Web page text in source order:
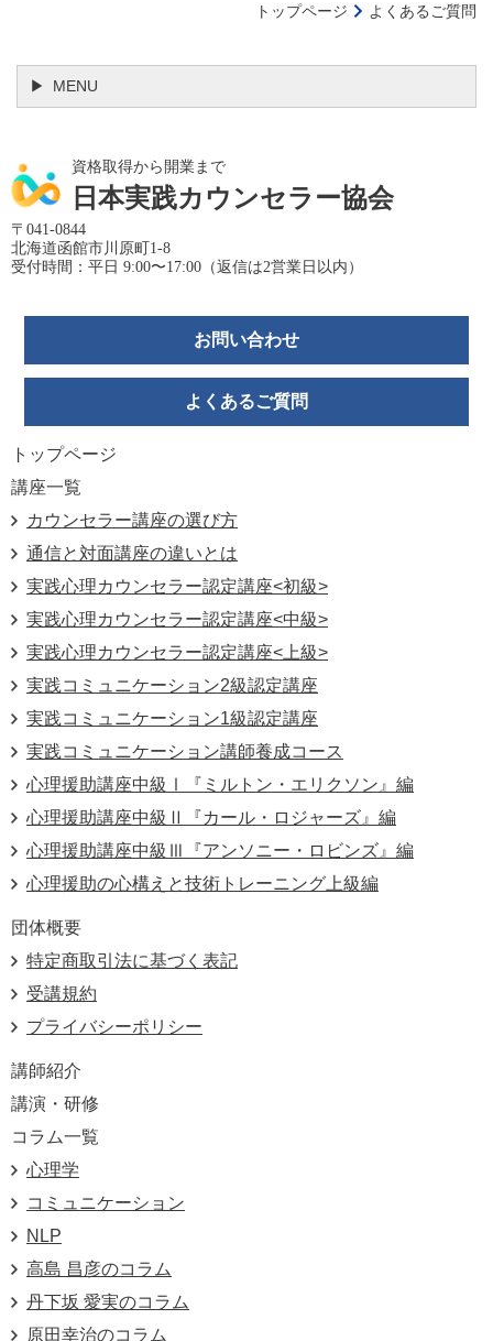
トップページ よくあるご質問
MENU
資格取得から開業まで
日本実践カウンセラー協会
〒041-0844
北海道函館市川原町1-8
受付時間：平日 9:00〜17:00（返信は2営業日以内）
お問い合わせ
よくあるご質問
トップページ
講座一覧
カウンセラー講座の選び方
通信と対面講座の違いとは
実践心理カ ウンセラー認定講座<初級>
実践心理カウンセラー認定講座<中級>
実践心理カウンセラー認定講座<上級>
実践コミュニケーション2級認定講座
実践コミュニケーション1級認定講座
実践コミュニケーション講師養成コース
心理援助講座中級Ⅰ『ミルトン・エリクソン』編
心理援助講座中級Ⅱ『カール・ロジャーズ』編
心理援助講座中級Ⅲ『アンソニー・ロビンズ』編
心理援助の心構えと技術トレーニング上級編
団体概要
特定商取引法に基づく表記
受講規約
プライバシーポリシー
講師紹介
講演・研修
コラム一覧
心理学
コミュニケーション
NLP
高島 昌彦のコラム
丹下坂 愛実のコラム
原田幸治のコラム